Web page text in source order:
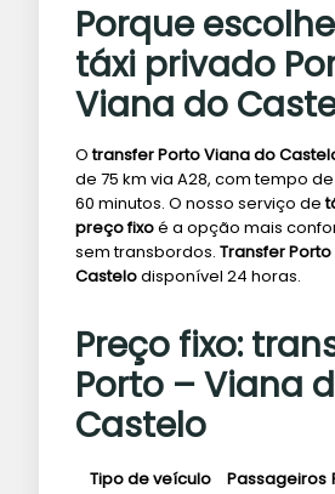
Porque
táxi privado
Viana do
Otransfer Porto Viana do
de 75 km via A28, com tempo
60 minutos. O nosso serviço de
preço fixoé a opção mais
sem transbordos. Transfer
Castelodisponível 24 horas.
Preço fixo:
Porto – Viana
Castelo
Tipo de veículo Passageiros